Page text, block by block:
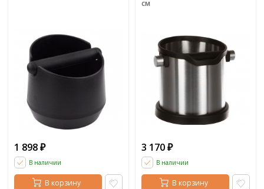
1 898 ₽
В наличии
В корзину
см
3 170 ₽
В наличии
В корзину